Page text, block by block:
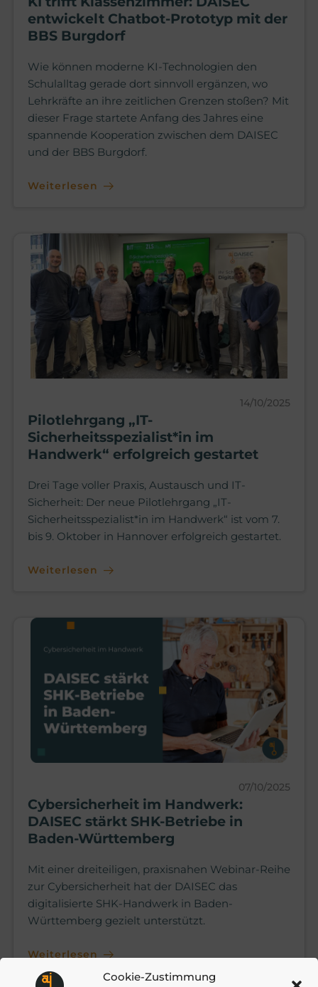
Cookie-Zustimmung
entwickelt Chatbot-Prototyp mit der
BBS Burgdorf
Wie können moderne KI-Technologien den
Schulalltag gerade dort sinnvoll ergänzen, wo
Lehrkräfte an ihre zeitlichen Grenzen stoßen? Mit
dieser Frage startete Anfang des Jahres eine
spannende Kooperation zwischen dem DAISEC
und der BBS Burgdorf.
Weiterlesen
14/10/2025
Pilotlehrgang „IT-
Sicherheitsspezialist*in im
Handwerk“ erfolgreich gestartet
Drei Tage voller Praxis, Austausch und IT-
Sicherheit: Der neue Pilotlehrgang „IT-
Sicherheitsspezialist*in im Handwerk“ ist vom 7.
bis 9. Oktober in Hannover erfolgreich gestartet.
Weiterlesen
07/10/2025
Cybersicherheit im Handwerk:
DAISEC stärkt SHK-Betriebe in
Baden-Württemberg
Mit einer dreiteiligen, praxisnahen Webinar-Reihe
zur Cybersicherheit hat der DAISEC das
digitalisierte SHK-Handwerk in Baden-
Württemberg gezielt unterstützt.
Weiterlesen